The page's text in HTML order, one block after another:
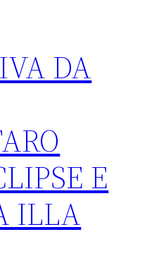
DA
E
ILLA